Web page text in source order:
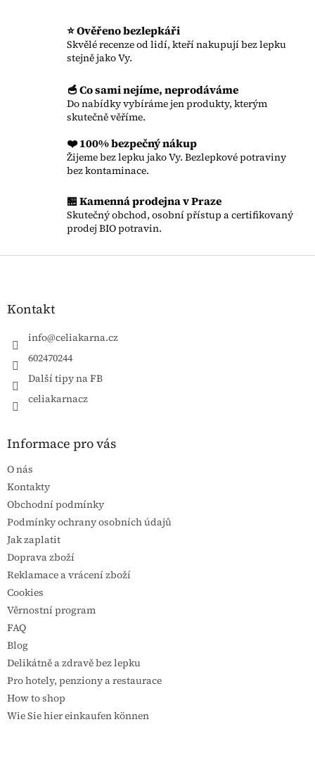
⭐ Ověřeno bezlepkáři
Skvělé recenze od lidí, kteří nakupují bez lepku
stejně jako Vy.
🥣 Co sami nejíme, neprodáváme
Do nabídky vybíráme jen produkty, kterým
skutečně věříme.
❤️ 100% bezpečný nákup
Žijeme bez lepku jako Vy. Bezlepkové potraviny
bez kontaminace.
🏪 Kamenná prodejna v Praze
Skutečný obchod, osobní přístup a certifikovaný
prodej BIO potravin.
Zápatí
Kontakt
info@celiakarna.cz
602470244
Další tipy na FB
celiakarnacz
Informace pro vás
O nás
Kontakty
Obchodní podmínky
Podmínky ochrany osobních údajů
Jak zaplatit
Doprava zboží
Reklamace a vrácení zboží
Cookies
Věrnostní program
FAQ
Blog
Delikátně a zdravě bez lepku
Pro hotely, penziony a restaurace
How to shop
Wie Sie hier einkaufen können